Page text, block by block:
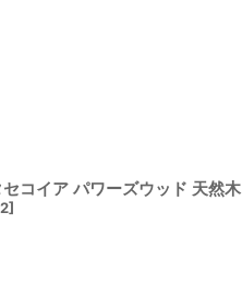
コイア パワーズウッド 天然木
]